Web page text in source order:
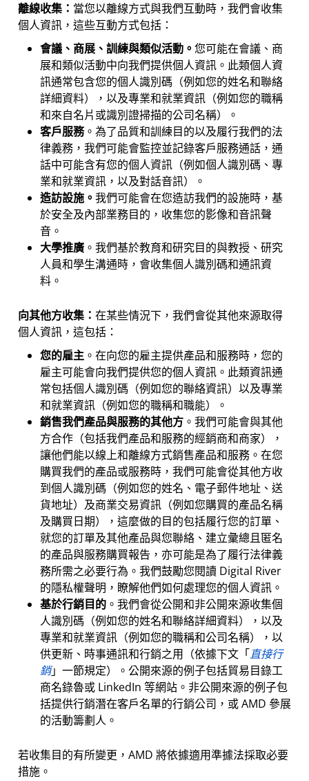
離線收集： 當您以離線方式與我們互動時，我們會收集
個人資訊，這些互動方式包括：
會議、商展、訓練與類似活動。 您可能在會議、商
展和類似活動中向我們提供個人資訊。此類個人資
訊通常包含您的個人識別碼（例如您的姓名和聯絡
詳細資料），以及專業和就業資訊（例如您的職稱
和來自名片或識別證掃描的公司名稱）。
客戶服務。 為了品質和訓練目的以及履行我們的法
律義務，我們可能會監控並記錄客戶服務通話，通
話中可能含有您的個人資訊（例如個人識別碼、專
業和就業資訊，以及對話音訊）。
造訪設施。 我們可能會在您造訪我們的設施時，基
於安全及內部業務目的，收集您的影像和音訊聲
音。
大學推廣 。我們基於教育和研究目的與教授、研究
人員和學生溝通時，會收集個人識別碼和通訊資
料。
向其他方收集： 在某些情況下，我們會從其他來源取得
個人資訊，這包括：
您的雇主 。在向您的雇主提供產品和服務時，您的
雇主可能會向我們提供您的個人資訊。此類資訊通
常包括個人識別碼（例如您的聯絡資訊）以及專業
和就業資訊（例如您的職稱和職能）。
銷售我們產品與服務的其他方 。我們可能會與其他
方合作（包括我們產品和服務的經銷商和商家），
讓他們能以線上和離線方式銷售產品和服務。在您
購買我們的產品或服務時，我們可能會從其他方收
到個人識別碼（例如您的姓名、電子郵件地址、送
貨地址）及商業交易資訊（例如您購買的產品名稱
及購買日期），這麼做的目的包括履行您的訂單、
就您的訂單及其他產品與您聯絡、建立彙總且匿名
的產品與服務購買報告，亦可能是為了履行法律義
務所需之必要行為。我們鼓勵您閱讀 Digital River
的隱私權聲明，瞭解他們如何處理您的個人資訊。
基於行銷目的 。我們會從公開和非公開來源收集個
人識別碼（例如您的姓名和聯絡詳細資料），以及
專業和就業資訊（例如您的職稱和公司名稱），以
供更新、時事通訊和行銷之用（依據下文「直接行
銷」一節規定）。公開來源的例子包括貿易目錄工
商名錄魯或 LinkedIn 等網站。非公開來源的例子包
括提供行銷潛在客戶名單的行銷公司，或 AMD 參展
的活動籌劃人。
若收集目的有所變更，AMD 將依據適用準據法採取必要
措施。